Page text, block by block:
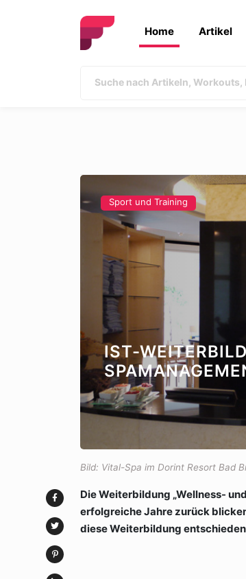
Home Artikel
Sport und Training
IST-
Bild: Vital-Spa im Dorint Resort Bad
Die Weiterbildung „Wellness-
erfolgreiche Jahre zurück
diese Weiterbildung